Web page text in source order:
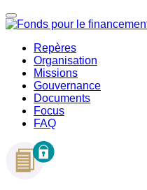
Repères
Organisation
Missions
Gouvernance
Documents
Focus
FAQ